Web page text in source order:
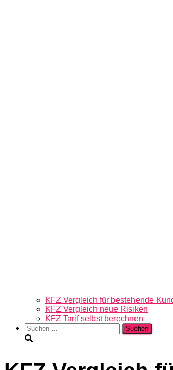
KFZ Vergleich für bestehende
KFZ Vergleich neue Risiken
KFZ Tarif selbst berechnen
Suchen
nach: